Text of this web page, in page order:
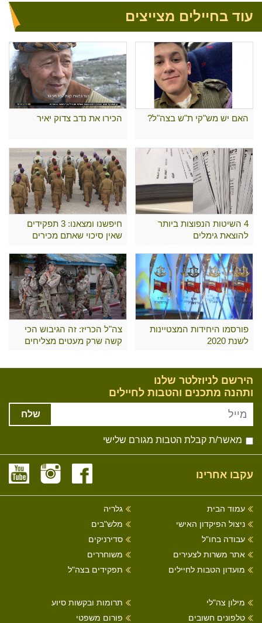
עוד בחיילים מצייצים
האם יש מש"קי ת"ש בצה"ל? הכירו את נדב צדוק יאיר
4 השיטות הנפוצות ביותר
להוצאת גימלים
חיפשנו ומצאנו: 3 תפקידים
שאין סיכוי שאתם מכירים
פורסמו היחידות המצטיינות
לשנת 2020
צה"ל הכריז: זה הגיבוש הכי
קשה שרק מעטים מצליחים
הירשם לניוזלטר שלנו
ותהנה מתכנים והטבות לחיילים
שלח
מאשר/ת קבלת הטבות מגורם שלישי
עקבו אחרינו
עמוד הבית
ניצול הפיקדון האישי
עבודה בחו"ל
אתר משרות לצעירים
מועדון הטבות לחיילים
גלריה
מלש"בים
סדירניקים
משוחררים
תפקידים בצה"ל
מילון צה"לי
טלפונים חשובים
תרומות ובקשות סיוע
פורום משפטי